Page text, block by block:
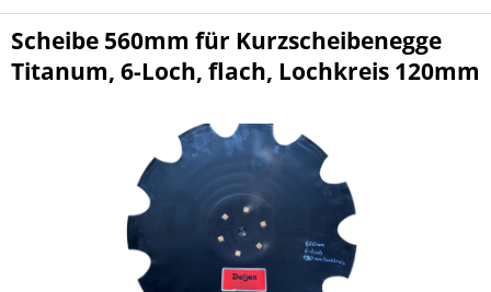
Scheibe 560mm für Kurzscheibenegge
Titanum, 6-Loch, flach, Lochkreis 120mm